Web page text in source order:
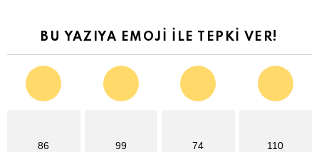
BU YAZIYA EMOJI İLE TEPKI VER!
86 99 74 110